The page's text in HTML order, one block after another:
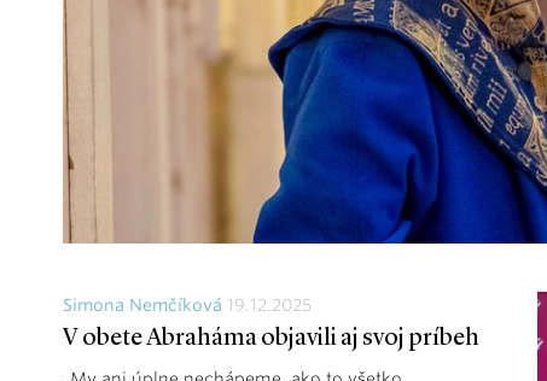
Simona Nemčíková 19.12.2025
V obete Abraháma objavili aj svoj príbeh